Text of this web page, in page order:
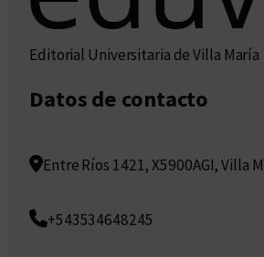
Editorial Universitaria de Villa María
Datos de contacto
Entre Ríos 1421, X5900AGI, Villa
+543534648245